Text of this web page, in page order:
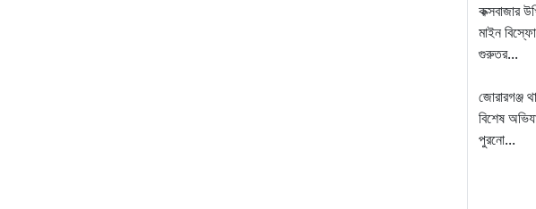
কক্সবাজার
মাইন
গুরুতর...
জোরারগঞ্জ
বিশেষ
পুরনো...